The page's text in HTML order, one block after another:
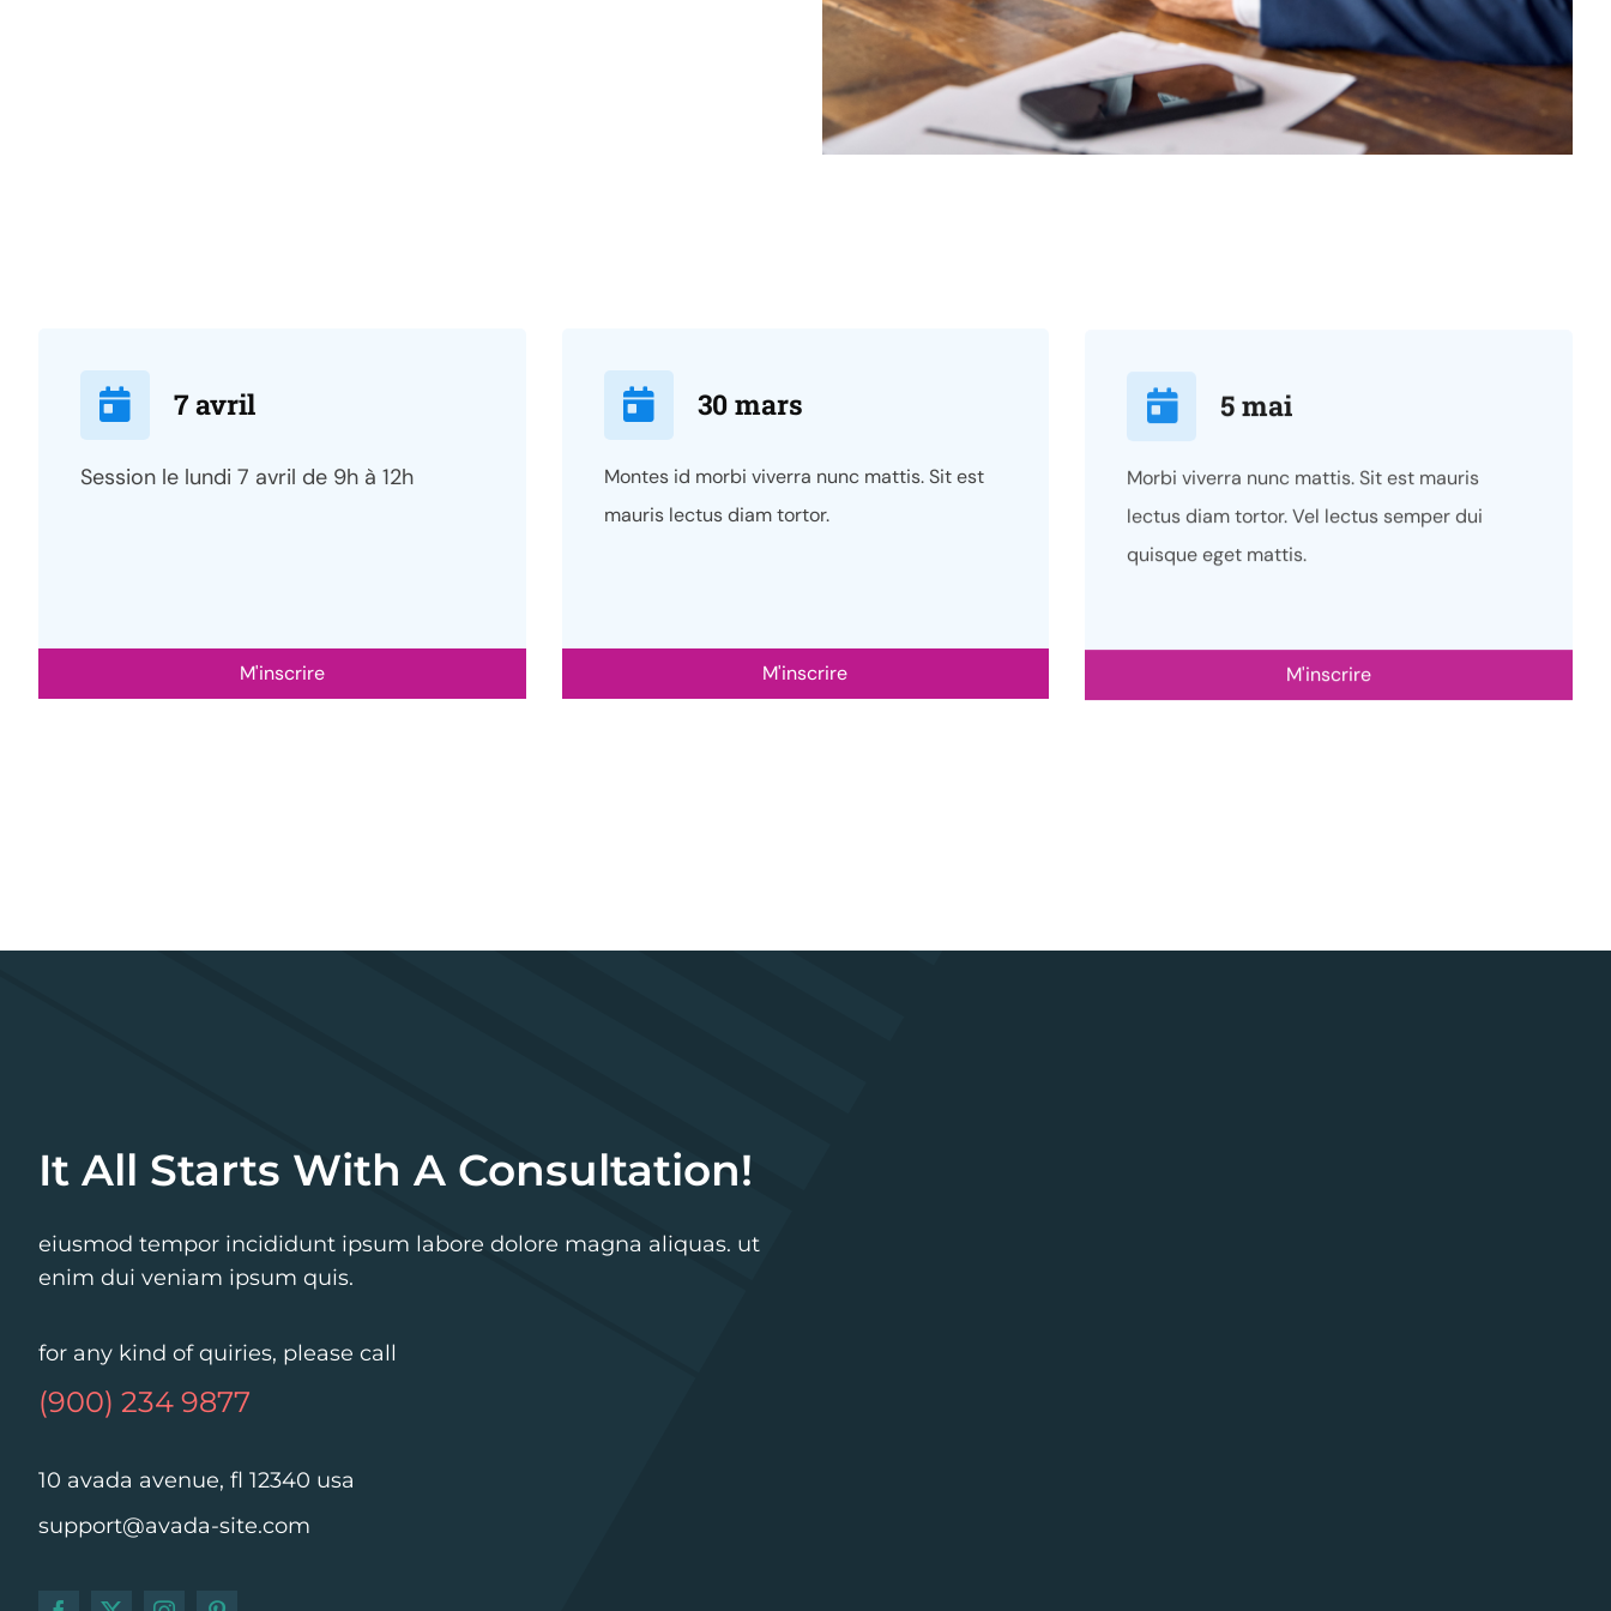
7 avril
Session le lundi 7 avril de 9h à 12h
M'inscrire
30 mars
Montes id morbi viverra nunc mattis. Sit est
mauris lectus diam tortor.
M'inscrire
5 mai
Morbi viverra nunc mattis. Sit est mauris
lectus diam tortor. Vel lectus semper dui
quisque eget mattis.
M'inscrire
It All Starts With A Consultation!
eiusmod tempor incididunt ipsum labore dolore magna aliquas. ut
enim dui veniam ipsum quis.
for any kind of quiries, please call
(900) 234 9877
10 avada avenue, fl 12340 usa
support@avada-site.com